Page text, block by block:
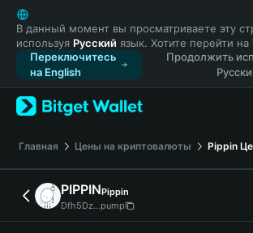
English
日本語
Tiếng Việt
Русский
Español (Latinoamérica)
Türkçe
Français
Deutsch
简体中文
繁體中文
Português (Portugal)
В данный момент вы просматриваете эту
используя Русский язык. Хотите перейти на
Переключитесь
на English
Продолжить
Главная Цены на криптовалюты Pippin
PIPPINPippin
Dfh5Dz...pump